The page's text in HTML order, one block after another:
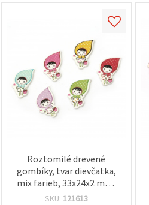
Roztomilé drevené
gombíky, tvar dievčatka,
mix farieb, 33x24x2 mm,
otvor: 2 mm - 10 ks
SKU: 121613